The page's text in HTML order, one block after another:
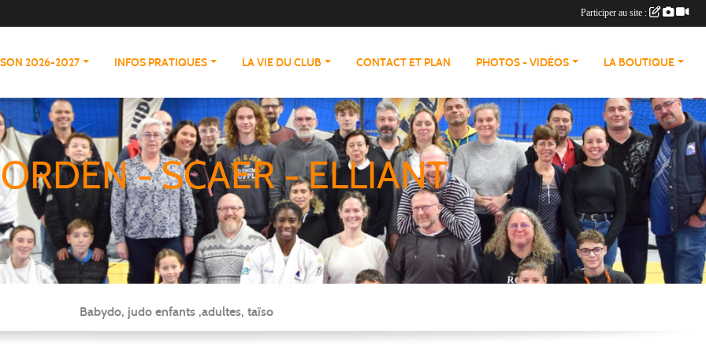
2026-2027 INFOS PRATIQUES LA VIE DU CLUB CONTACT ET PLAN PHOTOS - VIDÉOS LA BOUTIQUE
- SCAER - ELLIANT
Babydo, judo enfants ,adultes, taïso
Participer au site :